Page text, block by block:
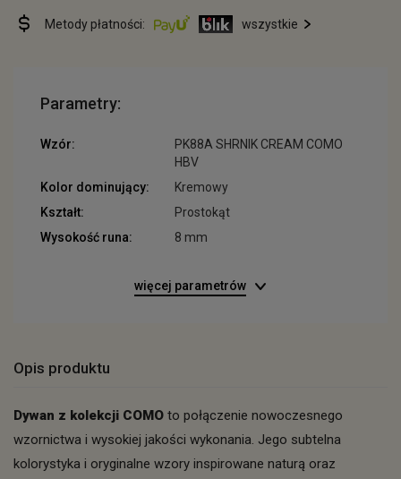
Metody płatności: wszystkie
Parametry:
Wzór:
PK88A SHRNIK CREAM COMO
HBV
Kolor dominujący:
Kremowy
Kształt:
Prostokąt
Wysokość runa:
8 mm
więcej parametrów
Opis produktu
Dywan z kolekcji COMO to połączenie nowoczesnego
wzornictwa i wysokiej jakości wykonania. Jego subtelna
kolorystyka i oryginalne wzory inspirowane naturą oraz